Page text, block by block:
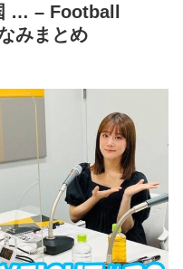
… – Football
みまとめ